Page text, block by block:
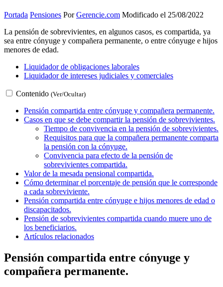
Portada Pensiones PorGerencie.com Modificado el 25/08/2022
La pensión de sobrevivientes, en algunos casos, es compartida, ya
sea entre cónyuge y compañera permanente, o entre cónyuge e hijos
menores de edad.
Liquidador de obligaciones laborales
Liquidador de intereses judiciales y comerciales
Contenido (Ver/Ocultar)
Pensión compartida entre cónyuge y compañera permanente.
Casos en que se debe compartir la pensión de sobrevivientes.
Tiempo de convivencia en la pensión de sobrevivientes.
Requisitos para que la compañera permanente comparta
la pensión con la cónyuge.
Convivencia para efecto de la pensión de
sobrevivientes compartida.
Valor de la mesada pensional compartida.
Cómo determinar el porcentaje de pensión que le corresponde
a cada sobreviviente.
Pensión compartida entre cónyuge e hijos menores de edad o
discapacitados.
Pensión de sobrevivientes compartida cuando muere uno de
los beneficiarios.
Artículos relacionados
Pensión compartida entre cónyuge y
compañera permanente.